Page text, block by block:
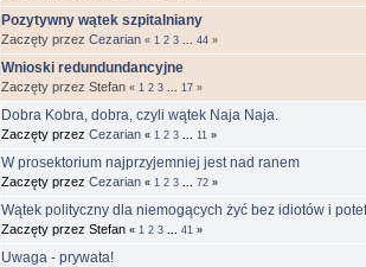
Pozytywny wątek szpitalniany
Zaczęty przez Cezarian « 1 2 3 44 »
Wnioski redundundancyjne
Zaczęty przez Stefan « 1 2 3 17 »
Dobra Kobra, dobra, czyli wątek Naja Naja.
Zaczęty przez Cezarian « 1 2 3 11 »
W prosektorium najprzyjemniej jest nad ranem
Zaczęty przez Cezarian « 1 2 3 72 »
Wątek polityczny dla niemogących żyć bez idiotów i
Zaczęty przez Stefan « 1 2 3 41 »
Uwaga - prywata!